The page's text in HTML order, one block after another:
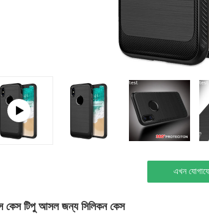
এখন
টিপু আসল জন্য সিলিকন কেস